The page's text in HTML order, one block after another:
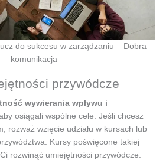
do sukcesu w zarządzaniu – Dobra
komunikacja
przywódcze
wywierania wpływu i
aby osiągali wspólne cele. Jeśli chcesz
rozważ wzięcie udziału w kursach lub
Kursy poświęcone takiej
rozwinąć umiejętności przywódcze.